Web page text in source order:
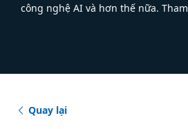
công nghệ AI và hơn thế nữa.
Quay lại